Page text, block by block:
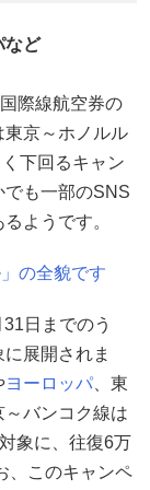
など
際線航空券の
東京～ホノルル
下回るキャン
も一部のSNS
ようです。
の全貌です
日までのう
展開されま
ヨーロッパ 、東
バンコク線は
象に、往復6万
、このキャンペ